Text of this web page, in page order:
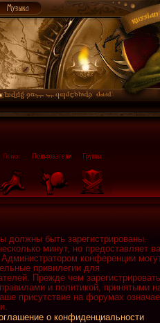
должны быть зарегистрированы.
минут, но предоставляет
конференции
привилегии для
Прежде чем
и политикой, принятыми
присутствие на форумах
о конфиденциальности